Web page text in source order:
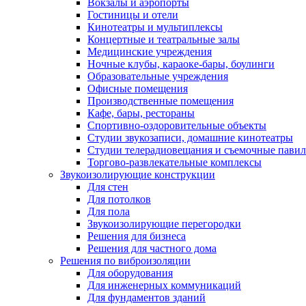
Вокзалы и аэропорты
Гостиницы и отели
Кинотеатры и мультиплексы
Концертные и театральные залы
Медицинские учреждения
Ночные клубы, караоке-бары, боулинги
Образовательные учреждения
Офисные помещения
Производственные помещения
Кафе, бары, рестораны
Спортивно-оздоровительные объекты
Студии звукозаписи, домашние кинотеатры
Студии телерадиовещания и съемочные
Торгово-развлекательные комплексы
Звукоизолирующие конструкции
Для стен
Для потолков
Для пола
Звукоизолирующие перегородки
Решения для бизнеса
Решения для частного дома
Решения по виброизоляции
Для оборудования
Для инженерных коммуникаций
Для фундаментов зданий